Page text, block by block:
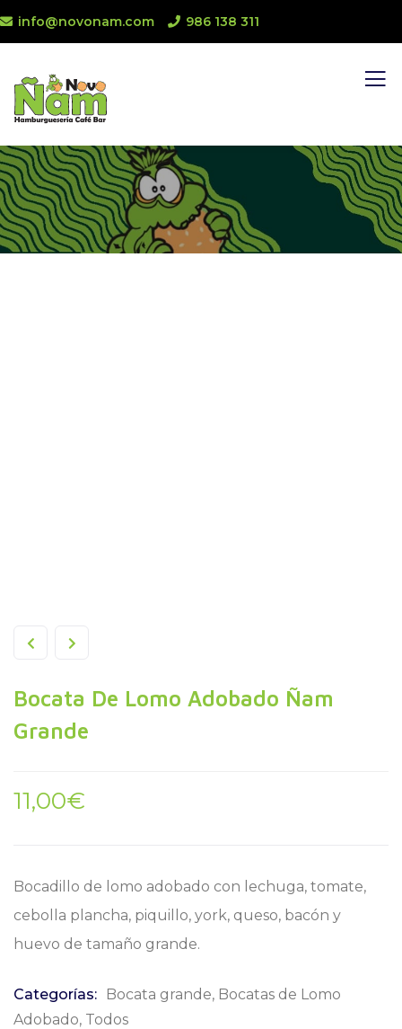
info@novonam.com 986 138 311
Bocata De Lomo Adobado Ñam
Grande
11,00€
Bocadillo de lomo adobado con lechuga, tomate,
cebolla plancha, piquillo, york, queso, bacón y
huevo de tamaño grande.
Categorías: Bocata grande, Bocatas de Lomo
Adobado, Todos